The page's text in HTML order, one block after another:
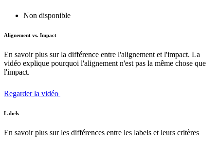
Non disponible
Alignement vs. Impact
En savoir plus sur la différence entre l'alignement et l'impact. La
vidéo explique pourquoi l'alignement n'est pas la même chose que
l'impact.
Regarder la vidéo
Labels
En savoir plus sur les différences entre les labels et leurs critères